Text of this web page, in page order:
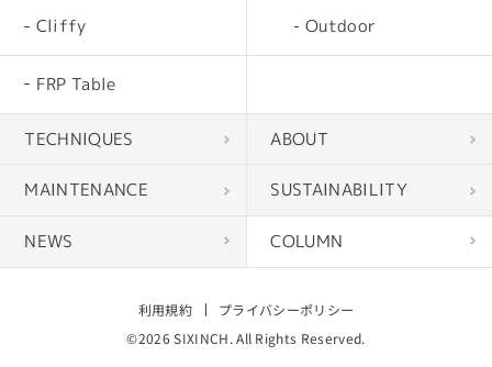
Cliffy
FRP Table
Outdoor
TECHNIQUES ABOUT
MAINTENANCE SUSTAINABILITY
NEWS COLUMN
利用規約
プライバシーポリシー
©2026 SIXINCH. All Rights Reserved.